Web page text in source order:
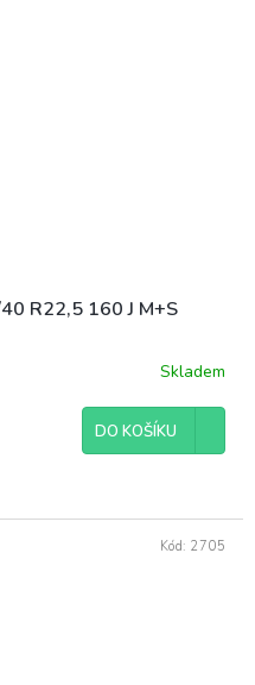
R22,5 160 J M+S
Skladem
DO KOŠÍKU
Kód: 2705